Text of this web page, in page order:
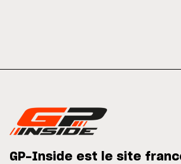
GP-Inside est le site